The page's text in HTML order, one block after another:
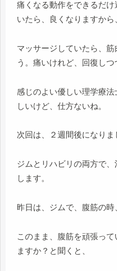
痛くなる動作をできるだ
いたら、良くなりますから
マッサージしていたら、
う。痛いけれど、回復しつ
感じのよい優しい理学療
しいけど、仕方ないね。
次回は、２週間後になりま
ジムとリハビリの両方で
します。
昨日は、ジムで、腹筋の時
このまま、腹筋を頑張っ
ますか？と聞くと、